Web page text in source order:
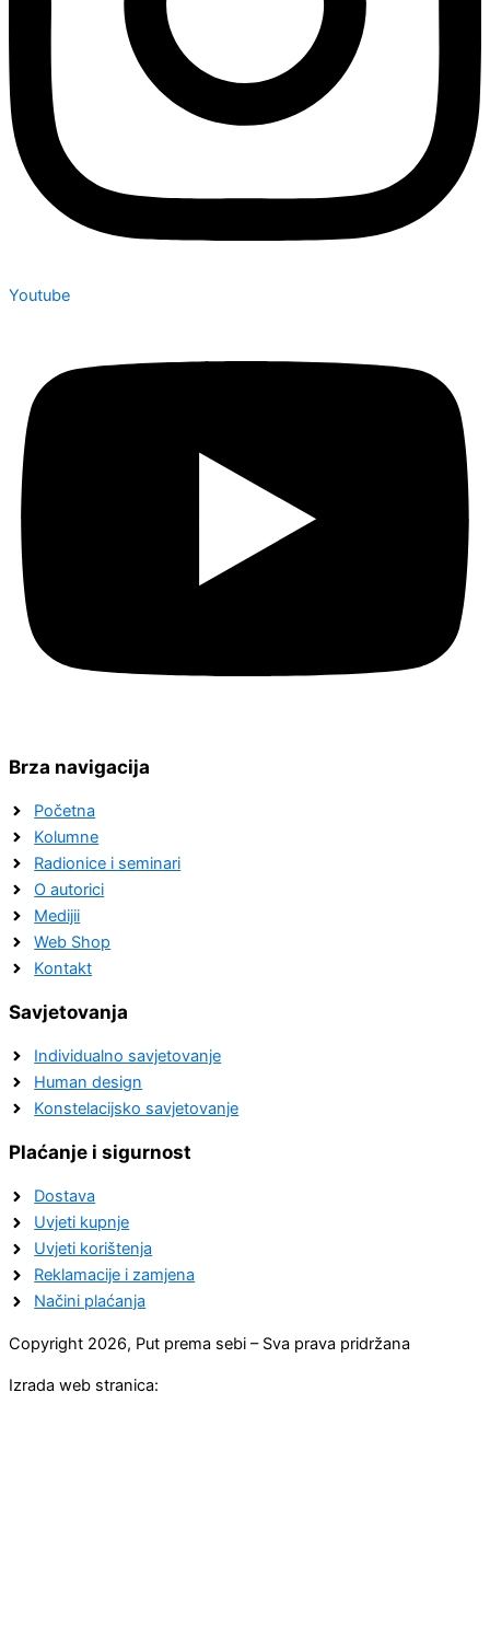
Youtube
Brza navigacija
Početna
Kolumne
Radionice i seminari
O autorici
Medijii
Web Shop
Kontakt
Savjetovanja
Individualno savjetovanje
Human design
Konstelacijsko savjetovanje
Plaćanje i sigurnost
Dostava
Uvjeti kupnje
Uvjeti korištenja
Reklamacije i zamjena
Načini plaćanja
Copyright 2026, Put prema sebi – Sva prava pridržana
Izrada web stranica: